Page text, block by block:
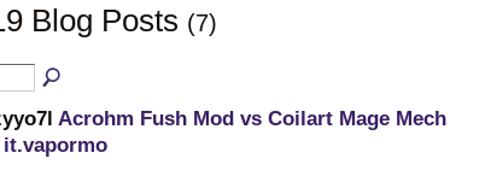
Blog Posts (7)
Acrohm Fush Mod vs Coilart Mage Mech
it.vapormo